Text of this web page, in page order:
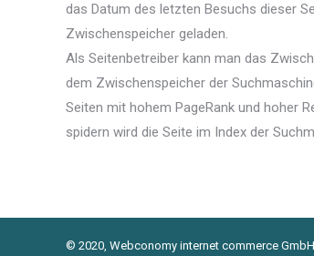
das Datum des letzten Besuchs dieser
Zwischenspeicher geladen.
Als Seitenbetreiber kann man das
dem Zwischenspeicher der
Seiten mit hohem PageRank und hoher
spidern wird die Seite im Index der
© 2020, Webconomy internet commerce GmbH